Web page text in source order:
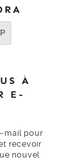
À
E-
mail pour
recevoir
nouvel